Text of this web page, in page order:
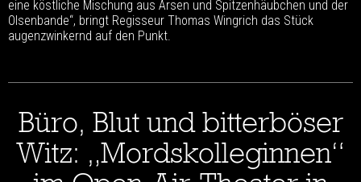
eine köstliche Mischung aus Arsen und Spitzenhäubchen und der
Olsenbande“, bringt Regisseur Thomas Wingrich das Stück
augenzwinkernd auf den Punkt.
Büro, Blut und bitterböser
Witz: „Mordskolleginnen“